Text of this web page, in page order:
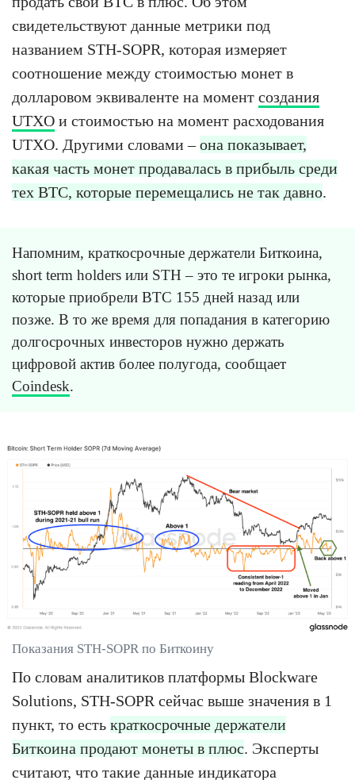
свидетельствуют данные метрики под
названием STH-SOPR, которая измеряет
соотношение между стоимостью монет в
долларовом эквиваленте на момент создания
UTXO и стоимостью на момент расходования
UTXO. Другими словами –она показывает,
какая часть монет продавалась в прибыль среди
тех BTC, которые перемещались не так давно.
Напомним, краткосрочные держатели Биткоина,
short term holders или STH – это те игроки рынка,
которые приобрели BTC 155 дней назад или
позже. В то же время для попадания в категорию
долгосрочных инвесторов нужно держать
цифровой актив более полугода, сообщает
Coindesk.
Показания STH-SOPR по Биткоину
По словам аналитиков платформы Blockware
Solutions, STH-SOPR сейчас выше значения в 1
пункт, то есть краткосрочные держатели
Биткоина продают монеты в плюс. Эксперты
считают, что такие данные индикатора